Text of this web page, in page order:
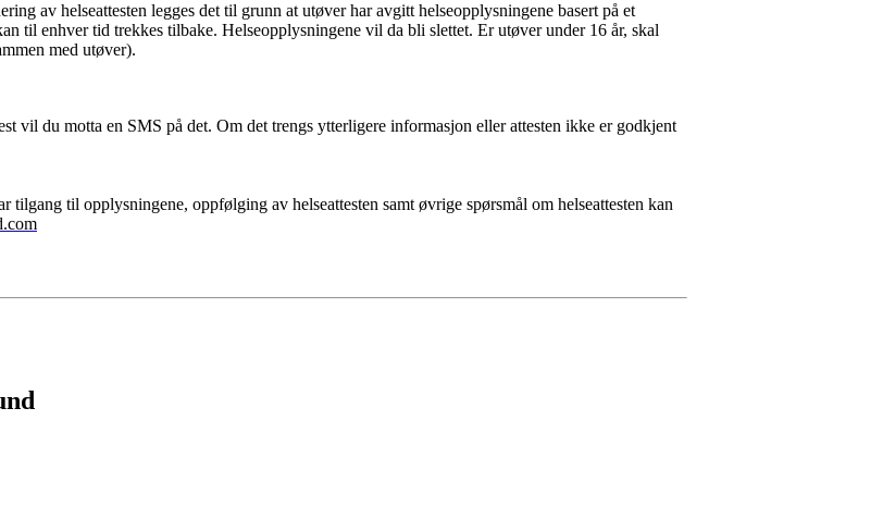
av helseattesten legges det til grunn at utøver har avgitt helseopplysningene basert på et
til enhver tid trekkes tilbake. Helseopplysningene vil da bli slettet. Er utøver under 16 år, skal
med utøver).
vil du motta en SMS på det. Om det trengs ytterligere informasjon eller attesten ikke er godkjent
tilgang til opplysningene, oppfølging av helseattesten samt øvrige spørsmål om helseattesten kan